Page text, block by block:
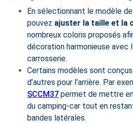
En sélectionnant le modèle
pouvez ajuster la taille et la
nombreux coloris proposés
décoration harmonieuse
carrosserie.
Certains modèles sont
d’autres pour l’arrière. Par
SCCM37 permet de mettre
du camping-car tout en
bandes latérales.